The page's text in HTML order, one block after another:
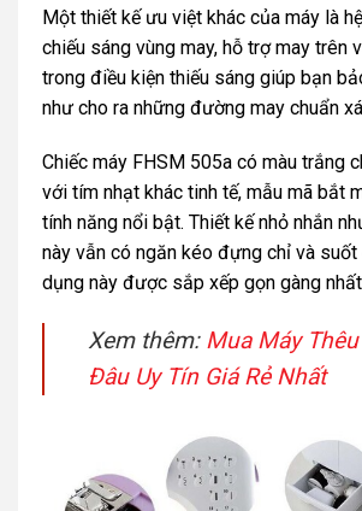
Một thiết kế ưu việt khác của máy là
chiếu sáng vùng may, hỗ trợ may trên
trong điều kiện thiếu sáng giúp bạn
như cho ra những đường may chuẩn
Chiếc máy FHSM 505a có màu trắng
với tím nhạt khác tinh tế, mẫu mã bắt
tính năng nổi bật. Thiết kế nhỏ nhắn
này vẫn có ngăn kéo đựng chỉ và
dụng này được sắp xếp gọn gàng
Xem thêm: Mua Máy
Đâu Uy Tín Giá Rẻ Nhất